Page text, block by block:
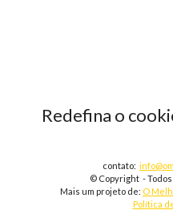
Redefina o
contato:
© Copyright -
Mais um projeto de: O
Política